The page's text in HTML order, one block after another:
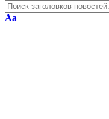
Изменение
Аа